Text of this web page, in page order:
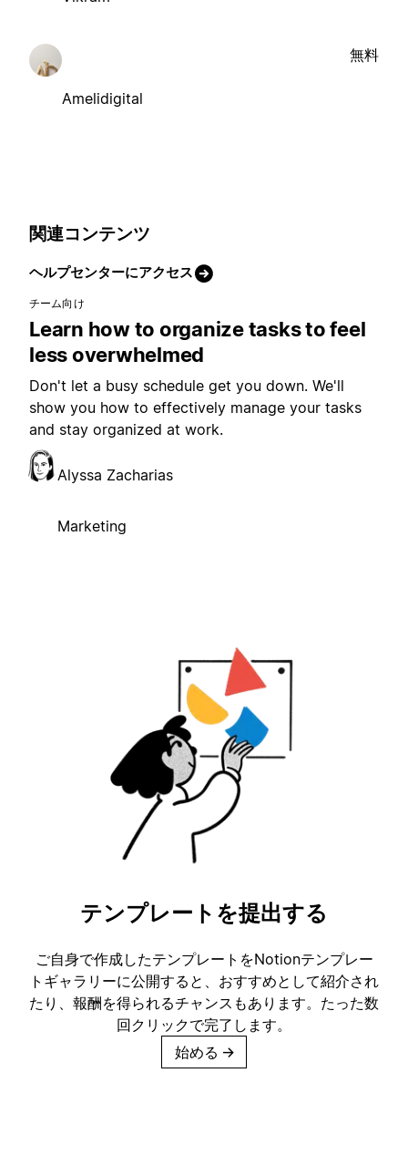
Amelidigital
無料
関連コンテンツ
ヘルプセンターにアクセス
チーム向け
Learn how to organize tasks to feel
less overwhelmed
Don't let a busy schedule get you down. We'll
show you how to effectively manage your tasks
and stay organized at work.
Alyssa Zacharias
Marketing
テンプレートを提出する
ご自身で作成したテンプレートをNotionテンプレー
トギャラリーに公開すると、おすすめとして紹介され
たり、報酬を得られるチャンスもあります。たった数
回クリックで完了します。
始める →